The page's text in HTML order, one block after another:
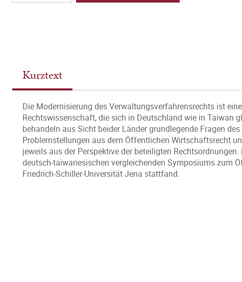
Kurztext
Die Modernisierung des Verwaltungsverfahrensrechts ist
Rechtswissenschaft, die sich in Deutschland wie in Taiwan
behandeln aus Sicht beider Länder grundlegende Fragen
Problemstellungen aus dem Öffentlichen Wirtschaftsrecht
jeweils aus der Perspektive der beteiligten
deutsch-taiwanesischen vergleichenden Symposiums zum
Friedrich-Schiller-Universität Jena stattfand.